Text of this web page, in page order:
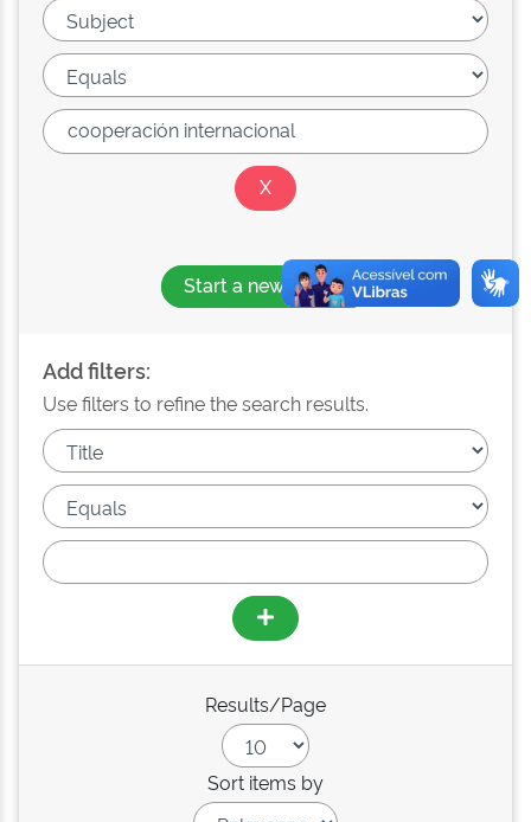
Start a new search
Add filters:
Use filters to refine the search results.
Results/Page
Sort items by